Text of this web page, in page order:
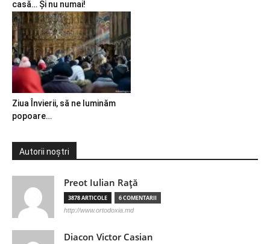
casă… Și nu numai!
Ziua Învierii, să ne luminăm
popoare…
Autorii noștri
Preot Iulian Raţă
3878 ARTICOLE 6 COMENTARII
http://www.ortodoxia.md
Diacon Victor Casian